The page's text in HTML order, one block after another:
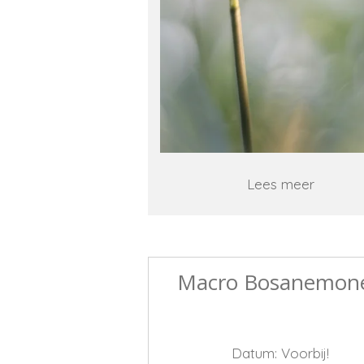
Lees meer
Macro
Datum: Voorbij!